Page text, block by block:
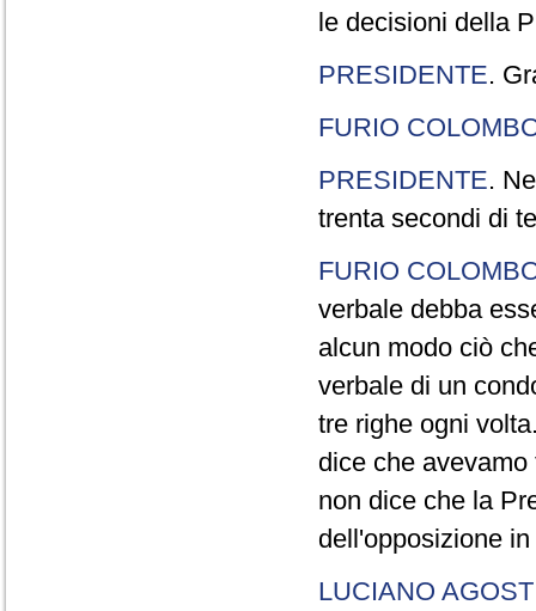
le decisioni della
PRESIDENTE.
FURIO
PRESIDENTE.
trenta secondi di
FURIO
verbale debba
alcun modo ciò
verbale di un
tre righe ogni
dice che
non dice che la
dell'opposizione
LUCIANO